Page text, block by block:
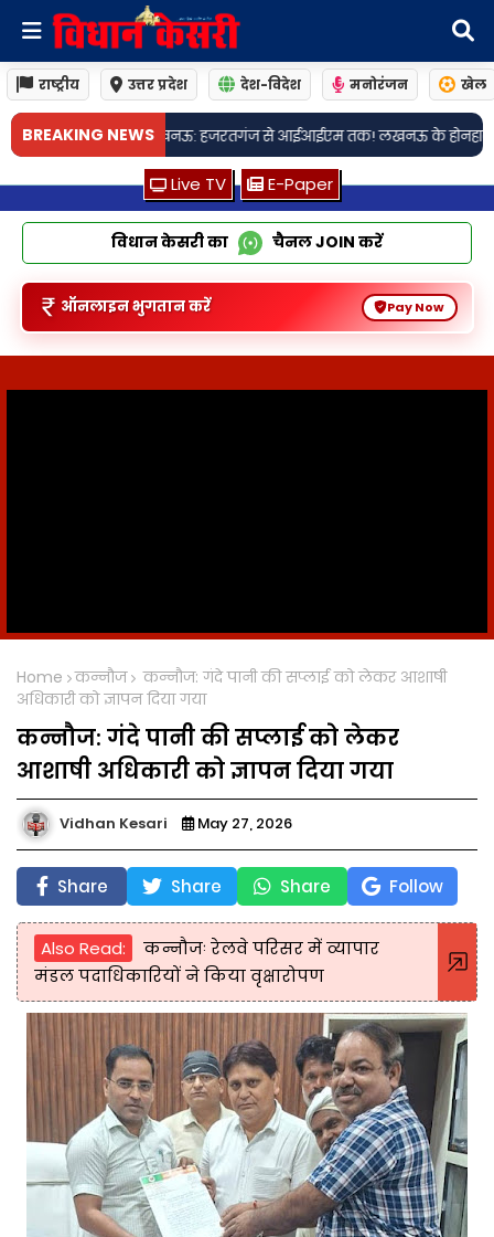
राष्ट्रीय उत्तर प्रदेश देश-विदेश मनोरंजन खेल
BREAKING NEWS
से आईआईएम तक! लखनऊ के होनहारों ने खोला यूजी प्रवेश में सफलता का
Live TV E-Paper
विधान केसरी का चैनलJOIN करें
ऑनलाइन भुगतान करें Pay Now
Home कन्नौज
कन्नौज: गंदे पानी की सप्लाई को लेकर आशाषी
अधिकारी को ज्ञापन दिया गया
कन्नौज: गंदे पानी की सप्लाई को लेकर
आशाषी अधिकारी को ज्ञापन दिया गया
Vidhan Kesari May 27, 2026
Share Share Share Follow
Also Read:
कन्नौजः रेलवे परिसर में व्यापार
मंडल पदाधिकारियों ने किया वृक्षारोपण